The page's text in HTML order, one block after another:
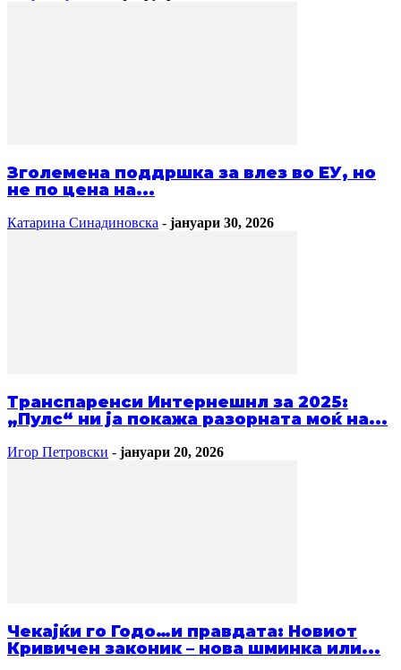
Зголемена поддршка за влез во ЕУ, но
не по цена на...
Катарина Синадиновска - јануари 30, 2026
Транспаренси Интернешнл за 2025:
„Пулс“ ни ја покажа разорната моќ на...
Игор Петровски - јануари 20, 2026
Чекајќи го Годо…и правдата: Новиот
Кривичен законик – нова шминка или...